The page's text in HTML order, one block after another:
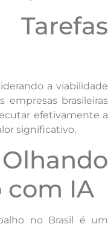
a viabilidade
empresas brasileiras
efetivamente a
significativo.
com IA
no Brasil é um